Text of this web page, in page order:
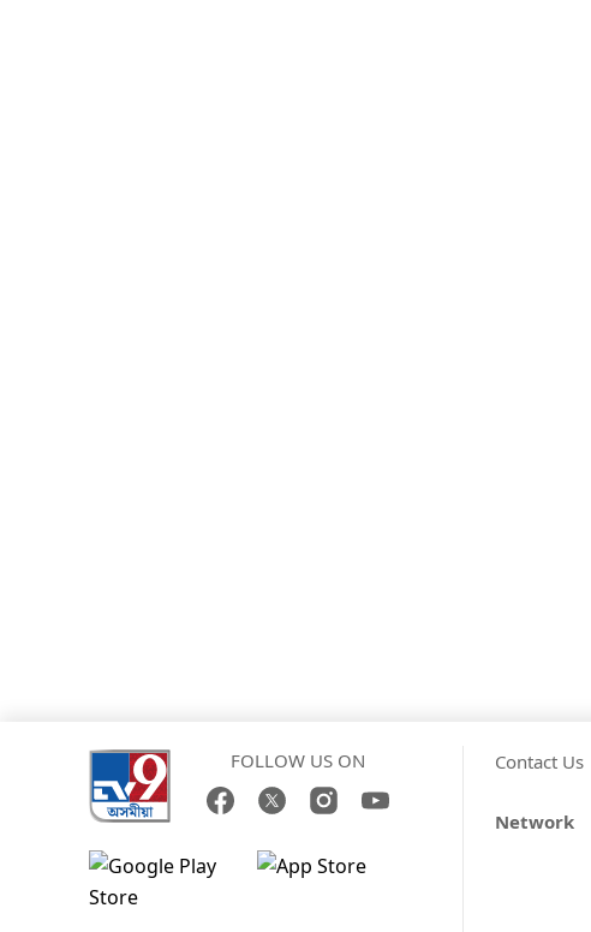
FOLLOW US ON Contact Us
Network